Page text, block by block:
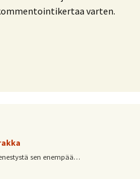
varten.
sen enempää…